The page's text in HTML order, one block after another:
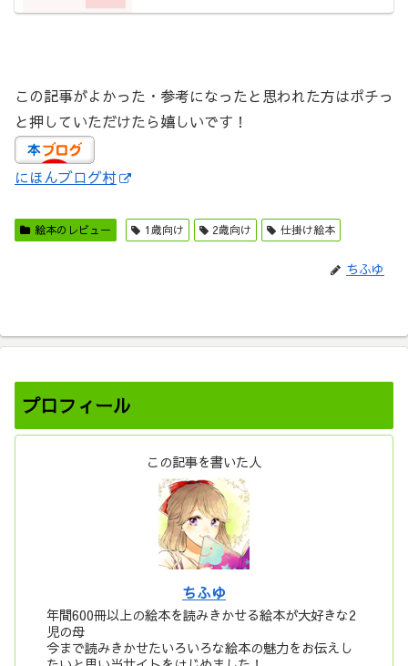
この記事がよかった・参考になったと思われた方はポチっ
と押していただけたら嬉しいです！
にほんブログ村
絵本のレビュー 1歳向け 2歳向け 仕掛け絵本
ちふゆ
プロフィール
この記事を書いた人
ちふゆ
年間600冊以上の絵本を読みきかせる絵本が大好きな2
児の母
今まで読みきかせたいろいろな絵本の魅力をお伝えし